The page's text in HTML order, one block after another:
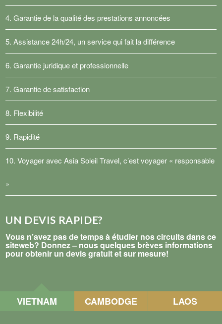
4. Garantie de la qualité des prestations annoncées
5. Assistance 24h/24, un service qui fait la différence
6. Garantie juridique et professionnelle
7. Garantie de satisfaction
8. Flexibilité
9. Rapidité
10. Voyager avec Asia Soleil Travel, c’est voyager « responsable
»
UN DEVIS RAPIDE?
Vous n’avez pas de temps à étudier nos circuits dans ce
siteweb? Donnez – nous quelques brèves informations
pour obtenir un devis gratuit et sur mesure!
VIETNAM CAMBODGE LAOS